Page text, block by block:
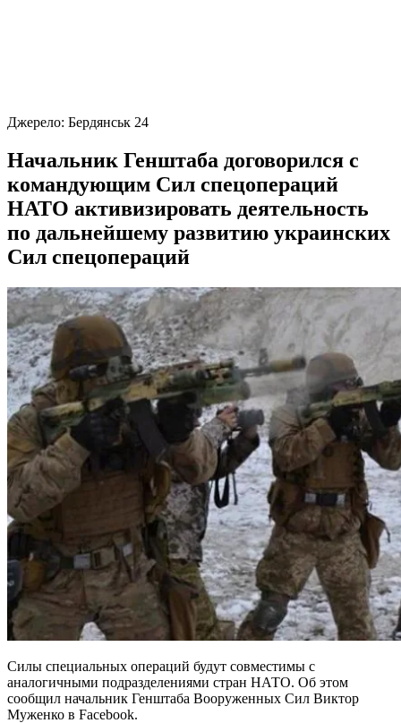
Джерело: Бердянськ 24
Начальник Генштаба договорился с
командующим Сил спецопераций
НАТО активизировать деятельность
по дальнейшему развитию украинских
Сил спецопераций
Силы специальных операций будут совместимы с
аналогичными подразделениями стран НАТО. Об этом
сообщил начальник Генштаба Вооруженных Сил Виктор
Муженко в Facebook.